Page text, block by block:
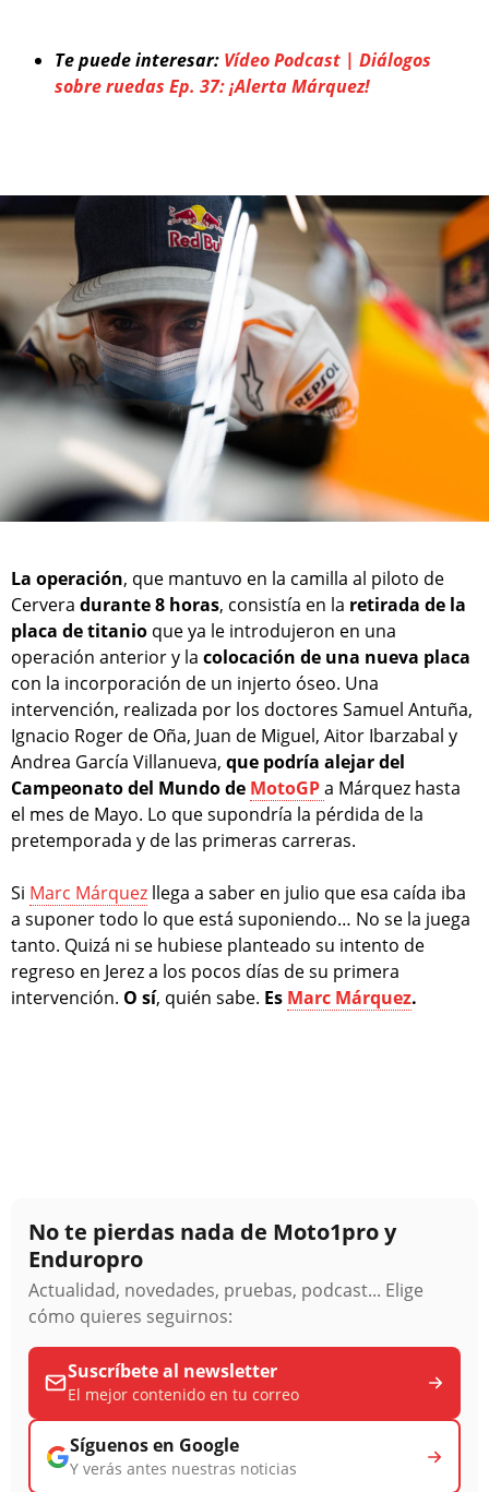
Te puede interesar: Vídeo Podcast | Diálogos
sobre ruedas Ep. 37: ¡Alerta Márquez!
La operación, que mantuvo en la camilla al piloto de
Cervera durante 8 horas, consistía en la retirada de la
placa de titanio que ya le introdujeron en una
operación anterior y la colocación de una nueva placa
con la incorporación de un injerto óseo. Una
intervención, realizada por los doctores Samuel Antuña,
Ignacio Roger de Oña, Juan de Miguel, Aitor Ibarzabal y
Andrea García Villanueva, que podría alejar del
Campeonato del Mundo de MotoGPa Márquez hasta
el mes de Mayo. Lo que supondría la pérdida de la
pretemporada y de las primeras carreras.
Si Marc Márquez llega a saber en julio que esa caída iba
a suponer todo lo que está suponiendo… No se la juega
tanto. Quizá ni se hubiese planteado su intento de
regreso en Jerez a los pocos días de su primera
intervención. O sí, quién sabe. Es Marc Márquez.
No te pierdas nada de Moto1pro y
Enduropro
Actualidad, novedades, pruebas, podcast... Elige
cómo quieres seguirnos:
Suscríbete al newsletter
El mejor contenido en tu correo
Síguenos en Google
Y verás antes nuestras noticias